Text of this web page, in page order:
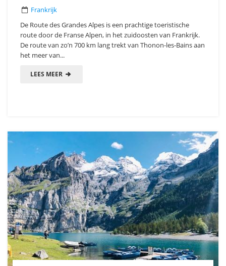
Frankrijk
De Route des Grandes Alpes is een prachtige toeristische
route door de Franse Alpen, in het zuidoosten van Frankrijk.
De route van zo’n 700 km lang trekt van Thonon-les-Bains aan
het meer van...
LEES MEER